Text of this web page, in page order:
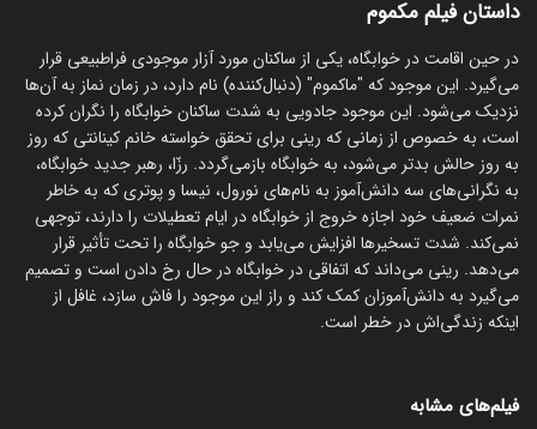
داستان فیلم مکموم
در حین اقامت در خوابگاه، یکی از ساکنان مورد آزار موجودی فراطبیعی قرار
می‌گیرد. این موجود که "ماکموم" (دنبال‌کننده) نام دارد، در زمان نماز به آن‌ها
نزدیک می‌شود. این موجود جادویی به شدت ساکنان خوابگاه را نگران کرده
است، به خصوص از زمانی که رینی برای تحقق خواسته خانم کینانتی که روز
به روز حالش بدتر می‌شود، به خوابگاه بازمی‌گردد. رزّا، رهبر جدید خوابگاه،
به نگرانی‌های سه دانش‌آموز به نام‌های نورول، نیسا و پوتری که به خاطر
نمرات ضعیف خود اجازه خروج از خوابگاه در ایام تعطیلات را دارند، توجهی
نمی‌کند. شدت تسخیرها افزایش می‌یابد و جو خوابگاه را تحت تأثیر قرار
می‌دهد. رینی می‌داند که اتفاقی در خوابگاه در حال رخ دادن است و تصمیم
می‌گیرد به دانش‌آموزان کمک کند و راز این موجود را فاش سازد، غافل از
اینکه زندگی‌اش در خطر است.
فیلم‌های مشابه